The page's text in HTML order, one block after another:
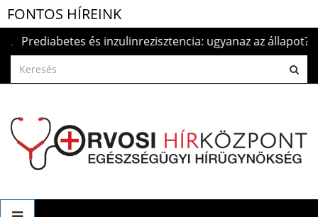
FONTOS HÍREINK
és inzulinrezisztencia: ugyanaz az állapot?